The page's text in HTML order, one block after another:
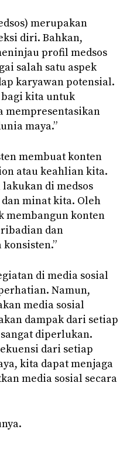
merupakan
diri. Bahkan,
profil medsos
salah satu aspek
karyawan potensial.
kita untuk
mempresentasikan
maya.”
membuat konten
atau keahlian kita.
di medsos
minat kita. Oleh
membangun konten
dan
di media sosial
Namun,
media sosial
dampak dari setiap
diperlukan.
dari setiap
kita dapat menjaga
media sosial secara